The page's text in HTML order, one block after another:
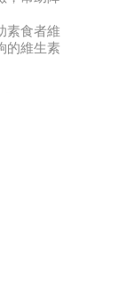
素食者維
的維生素